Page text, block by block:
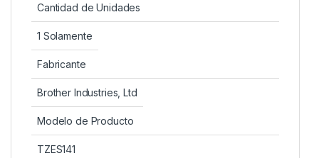
Cantidad de Unidades
1 Solamente
Fabricante
Brother Industries, Ltd
Modelo de Producto
TZES141